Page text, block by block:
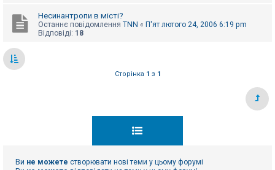
Несинантропи в місті?
Останнє повідомлення TNN « П'ят лютого 24, 2006 6:19 pm
Відповіді: 18
Сторінка 1 з 1
Ви не можете створювати нові теми у цьому форумі